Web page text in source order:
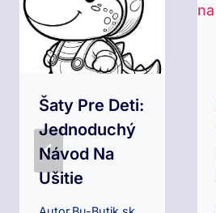
Šaty Pre Deti:
Jednoduchý
Návod Na
Ušitie